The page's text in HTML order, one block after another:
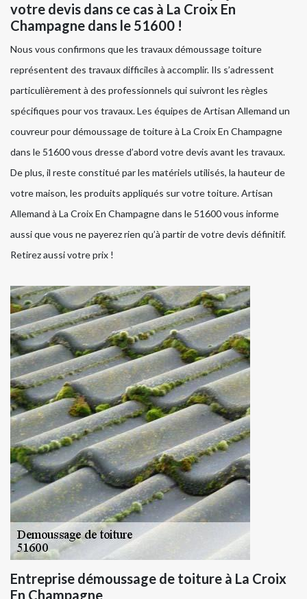
votre devis dans ce cas à La Croix En
Champagne dans le 51600 !
Nous vous confirmons que les travaux démoussage toiture
représentent des travaux difficiles à accomplir. Ils s’adressent
particulièrement à des professionnels qui suivront les règles
spécifiques pour vos travaux. Les équipes de Artisan Allemand un
couvreur pour démoussage de toiture à La Croix En Champagne
dans le 51600 vous dresse d’abord votre devis avant les travaux.
De plus, il reste constitué par les matériels utilisés, la hauteur de
votre maison, les produits appliqués sur votre toiture. Artisan
Allemand à La Croix En Champagne dans le 51600 vous informe
aussi que vous ne payerez rien qu’à partir de votre devis définitif.
Retirez aussi votre prix !
Entreprise démoussage de toiture à La Croix
En Champagne